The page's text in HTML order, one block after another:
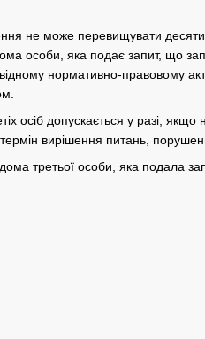
не може перевищувати
особи, яка подає запит, що
нормативно-правовому
осіб допускається у разі,
вирішення питань,
третьої особи, яка подала